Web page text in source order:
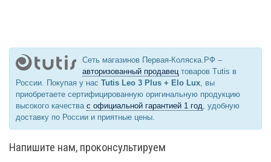
Сеть магазинов Первая-Коляска.РФ –
авторизованный продавец товаров Tutis в
России. Покупая у нас Tutis Leo 3 Plus + Elo Lux , вы
приобретаете сертифицированную оригинальную продукцию
высокого качества с официальной гарантией 1 год , удобную
доставку по России и приятные цены.
Напишите нам, проконсультируем